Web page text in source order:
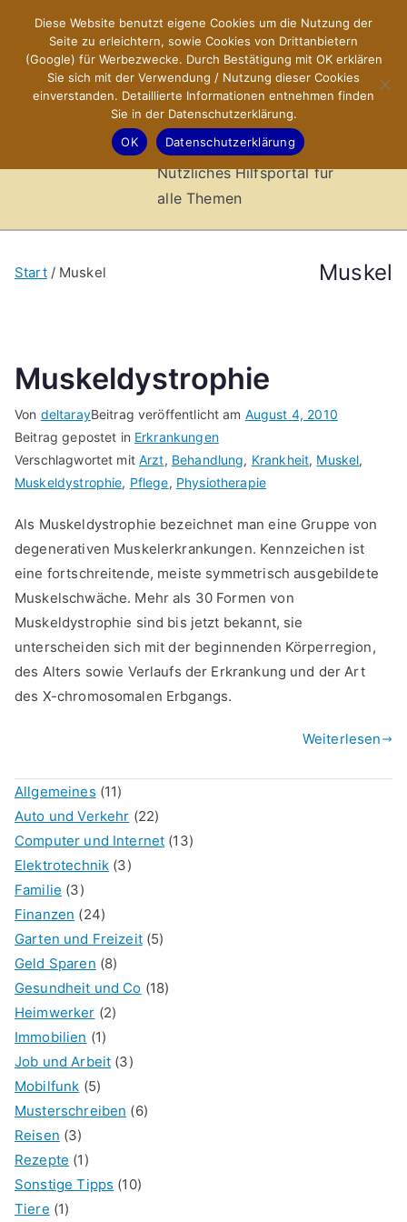
springen
X-Sites.de
–
Hilfsportal
Nützliches Hilfsportal für
alle Themen
Muskel
Start Muskel
Muskeldystrophie
Von deltarayBeitrag veröffentlicht am August 4, 2010
Beitrag gepostet in Erkrankungen
Verschlagwortet mitArzt, Behandlung, Krankheit, Muskel,
Muskeldystrophie, Pflege, Physiotherapie
Als Muskeldystrophie bezeichnet man eine Gruppe von
degenerativen Muskelerkrankungen. Kennzeichen ist
eine fortschreitende, meiste symmetrisch ausgebildete
Muskelschwäche. Mehr als 30 Formen von
Muskeldystrophie sind bis jetzt bekannt, sie
unterscheiden sich mit der beginnenden Körperregion,
des Alters sowie Verlaufs der Erkrankung und der Art
des X-chromosomalen Erbgangs.
Weiterlesen
Allgemeines (11)
Auto und Verkehr (22)
Computer und Internet (13)
Elektrotechnik (3)
Familie (3)
Finanzen (24)
Garten und Freizeit(5)
Geld Sparen (8)
Gesundheit und Co (18)
Heimwerker (2)
Immobilien (1)
Job und Arbeit (3)
Mobilfunk (5)
Musterschreiben (6)
Reisen (3)
Rezepte (1)
Sonstige Tipps (10)
Tiere (1)
Diese Website benutzt eigene Cookies um die Nutzung der
Seite zu erleichtern, sowie Cookies von Drittanbietern
(Google) für Werbezwecke. Durch Bestätigung mit OK erklären
Sie sich mit der Verwendung / Nutzung dieser Cookies
einverstanden. Detaillierte Informationen entnehmen finden
Sie in der Datenschutzerklärung.
OK
Datenschutzerklärung